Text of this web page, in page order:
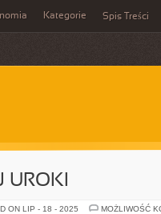
Kategorie Spis Treści
UROKI
ON LIP - 18 - 2025
MOŻLIWOŚĆ